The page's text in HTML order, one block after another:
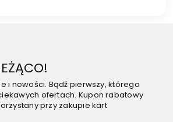
i nowości. Bądź pierwszy, którego
ofertach. Kupon rabatowy
przy zakupie kart